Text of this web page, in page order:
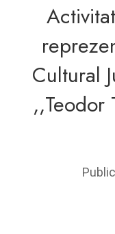
Cultural
,,Teodor